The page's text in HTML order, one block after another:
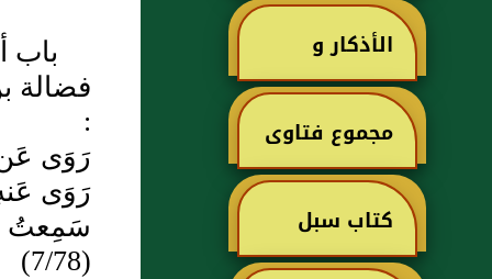
الأذكار و
الأدعية
مجموع فتاوى
ابن تيمية
كتاب سبل
باب
فضالة
:
رَوَى عَن:
رَوَى
سَمِعتُ
(7/78)